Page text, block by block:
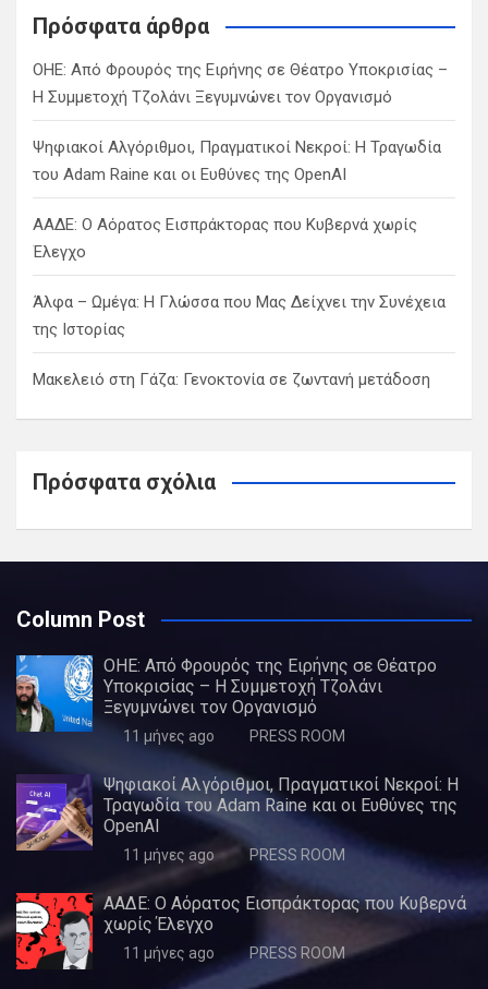
c
Πρόσφατα άρθρα
ΟΗΕ: Από Φρουρός της Ειρήνης σε Θέατρο Υποκρισίας –
Η Συμμετοχή Τζολάνι Ξεγυμνώνει τον Οργανισμό
Ψηφιακοί Αλγόριθμοι, Πραγματικοί Νεκροί: Η Τραγωδία
του Adam Raine και οι Ευθύνες της OpenAI
ΑΑΔΕ: Ο Αόρατος Εισπράκτορας που Κυβερνά χωρίς
Έλεγχο
Άλφα – Ωμέγα: Η Γλώσσα που Μας Δείχνει την Συνέχεια
της Ιστορίας
Μακελειό στη Γάζα: Γενοκτονία σε ζωντανή μετάδοση
Πρόσφατα σχόλια
Column Post
ΟΗΕ: Από Φρουρός της Ειρήνης σε Θέατρο
Υποκρισίας – Η Συμμετοχή Τζολάνι
Ξεγυμνώνει τον Οργανισμό
11 μήνες ago PRESS ROOM
Ψηφιακοί Αλγόριθμοι, Πραγματικοί Νεκροί: Η
Τραγωδία του Adam Raine και οι Ευθύνες της
OpenAI
11 μήνες ago PRESS ROOM
ΑΑΔΕ: Ο Αόρατος Εισπράκτορας που Κυβερνά
χωρίς Έλεγχο
11 μήνες ago PRESS ROOM